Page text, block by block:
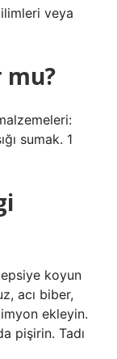
veya
mu?
sumak. 1
koyun
acı biber,
ekleyin.
pişirin. Tadı